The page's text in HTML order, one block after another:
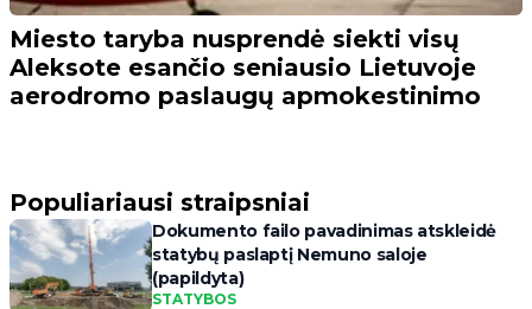
Miesto taryba nusprendė siekti visų
Aleksote esančio seniausio Lietuvoje
aerodromo paslaugų apmokestinimo
Populiariausi straipsniai
Dokumento failo pavadinimas atskleidė
statybų paslaptį Nemuno saloje
(papildyta)
STATYBOS